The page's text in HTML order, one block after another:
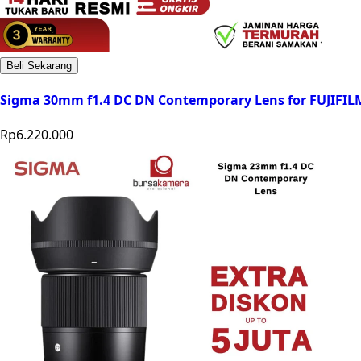
Beli Sekarang
Sigma 30mm f1.4 DC DN Contemporary Lens for
Rp6.220.000